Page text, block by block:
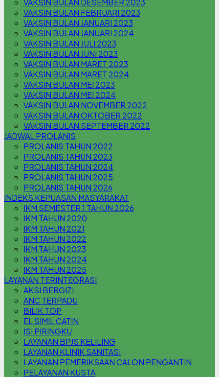
VAKSIN BULAN DESEMBER 2023
VAKSIN BULAN FEBRUARI 2023
VAKSIN BULAN JANUARI 2023
VAKSIN BULAN JANUARI 2024
VAKSIN BULAN JULI 2023
VAKSIN BULAN JUNI 2023
VAKSIN BULAN MARET 2023
VAKSIN BULAN MARET 2024
VAKSIN BULAN MEI 2023
VAKSIN BULAN MEI 2024
VAKSIN BULAN NOVEMBER 2022
VAKSIN BULAN OKTOBER 2022
VAKSIN BULAN SEPTEMBER 2022
JADWAL PROLANIS
PROLANIS TAHUN 2022
PROLANIS TAHUN 2023
PROLANIS TAHUN 2024
PROLANIS TAHUN 2025
PROLANIS TAHUN 2026
INDEKS KEPUASAN MASYARAKAT
IKM SEMESTER 1 TAHUN 2026
IKM TAHUN 2020
IKM TAHUN 2021
IKM TAHUN 2022
IKM TAHUN 2023
IKM TAHUN 2024
IKM TAHUN 2025
LAYANAN TERINTEGRASI
AKSI BERGIZI
ANC TERPADU
BILIK TOP
EL SIMIL CATIN
ISI PIRINGKU
LAYANAN BPJS KELILING
LAYANAN KLINIK SANITASI
LAYANAN PEMERIKSAAN CALON PENGANTIN
PELAYANAN KUSTA